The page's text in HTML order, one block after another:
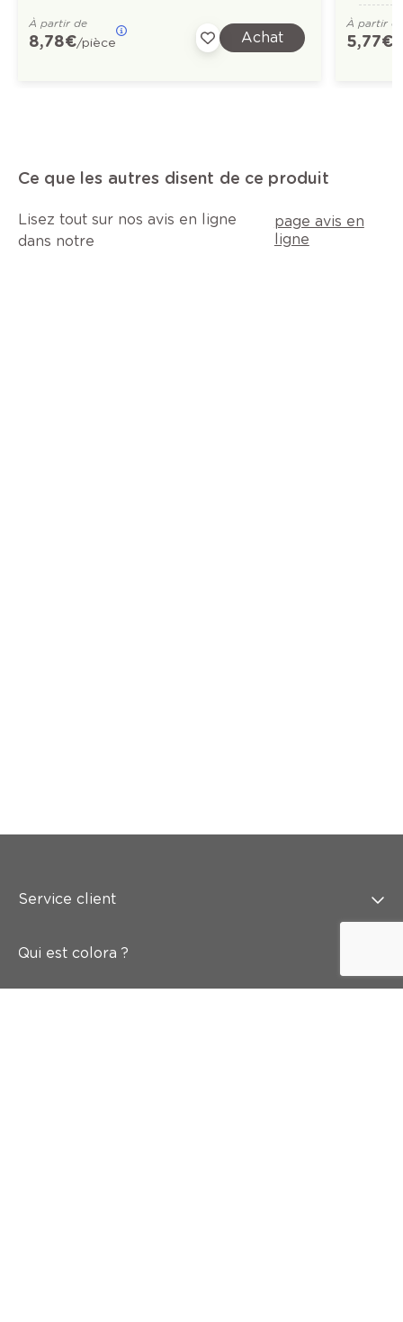
À partir de
8,78 €/pièce Achat
À partir
5,77 €
Ce que les autres disent de ce produit
Lisez tout sur nos avis en ligne
dans notre
page avis en
ligne
Service client
Qui est colora ?